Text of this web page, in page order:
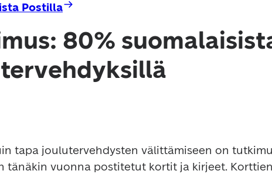
Postilla
80%
tapa joulutervehdysten välittämiseen on
tänäkin vuonna postitetut kortit ja kirjeet.